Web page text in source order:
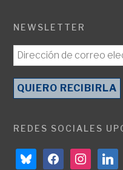
NEWSLETTER
REDES SOCIALES
blueskyfacebookinstagram